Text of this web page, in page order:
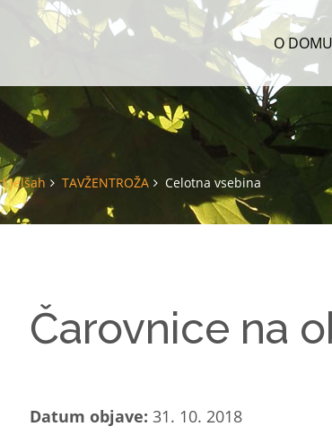
O DOMU
Jelšah TAVŽENTROŽA Celotna vsebina
Čarovnice na
Datum objave: 31. 10. 2018